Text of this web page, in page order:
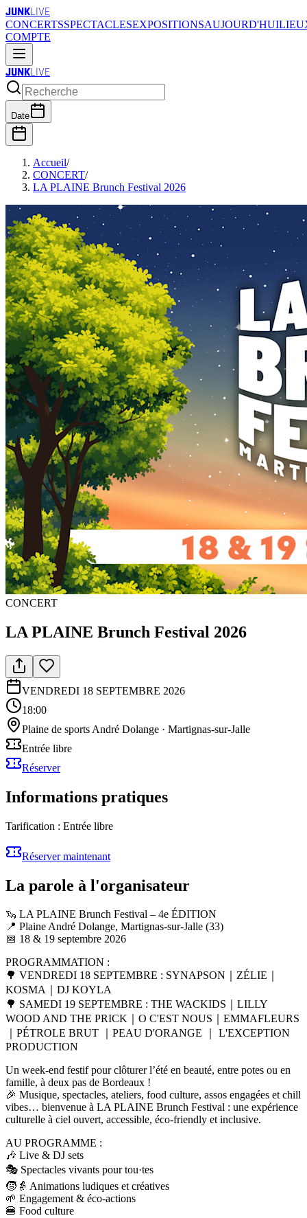
JUNKLIVE
CONCERTSSPECTACLESEXPOSITIONSAUJOURD'HUI
COMPTE
JUNKLIVE
Date
Accueil/
CONCERT/
LA PLAINE Brunch Festival 2026
CONCERT
LA PLAINE Brunch Festival 2026
VENDREDI 18 SEPTEMBRE 2026
18:00
Plaine de sports André Dolange · Martignas-sur-Jalle
Entrée libre
Réserver
Informations pratiques
Tarification : Entrée libre
Réserver maintenant
La parole à l'organisateur
🦦 LA PLAINE Brunch Festival – 4e ÉDITION
📍 Plaine André Dolange, Martignas-sur-Jalle (33)
📅 18 & 19 septembre 2026
PROGRAMMATION :
🌳​ VENDREDI 18 SEPTEMBRE : SYNAPSON｜ZÉLIE｜
KOSMA｜DJ KOYLA
🌳​ SAMEDI 19 SEPTEMBRE : THE WACKIDS｜LILLY
WOOD AND THE PRICK｜O C'EST NOUS｜EMMAFLEURS
｜PÉTROLE BRUT ｜PEAU D'ORANGE ｜ L'EXCEPTION
PRODUCTION
Un week-end festif pour clôturer l’été en beauté, entre potes ou en
famille, à deux pas de Bordeaux !
🎉 Musique, spectacles, ateliers, food culture, assos engagées et chill
vibes… bienvenue à LA PLAINE Brunch Festival : une expérience
culturelle à ciel ouvert, accessible, éco-friendly et inclusive.
AU PROGRAMME :
🎶 Live & DJ sets
🎭 Spectacles vivants pour tou·tes
🧒👵 Animations ludiques et créatives
🌱 Engagement & éco-actions
🍔 Food culture